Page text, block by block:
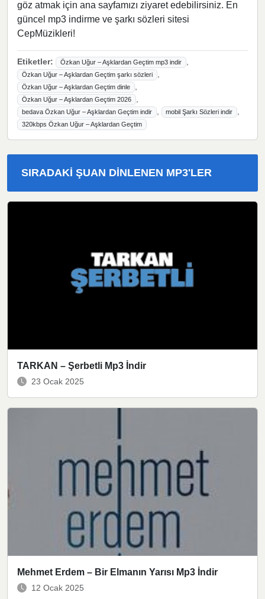
göz atmak için ana sayfamızı ziyaret edebilirsiniz. En
güncel mp3 indirme ve şarkı sözleri sitesi
CepMüzikleri!
Etiketler: Özkan Uğur – Aşklardan Geçtim mp3 indir ,
Özkan Uğur – Aşklardan Geçtim şarkı sözleri ,
Özkan Uğur – Aşklardan Geçtim dinle ,
Özkan Uğur – Aşklardan Geçtim 2026 ,
bedava Özkan Uğur – Aşklardan Geçtim indir , mobil Şarkı Sözleri indir
320kbps Özkan Uğur – Aşklardan Geçtim
SIRADAKI ŞUAN DINLENEN MP3'LER
TARKAN – Şerbetli Mp3 İndir
23 Ocak 2025
Mehmet Erdem – Bir Elmanın Yarısı Mp3 İndir
12 Ocak 2025